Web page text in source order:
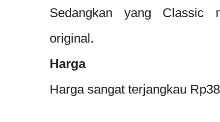
Sedangkan yang Classic
original.
Harga
Harga sangat terjangkau